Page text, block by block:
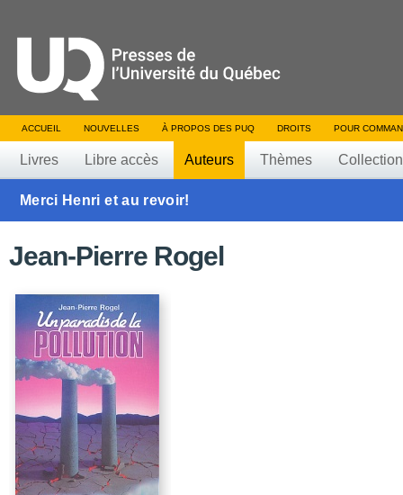
ACCUEIL NOUVELLES À PROPOS DES PUQ DROITS POUR
Livres Libre accès Auteurs Thèmes
Merci Henri et au revoir!
Jean-Pierre Rogel